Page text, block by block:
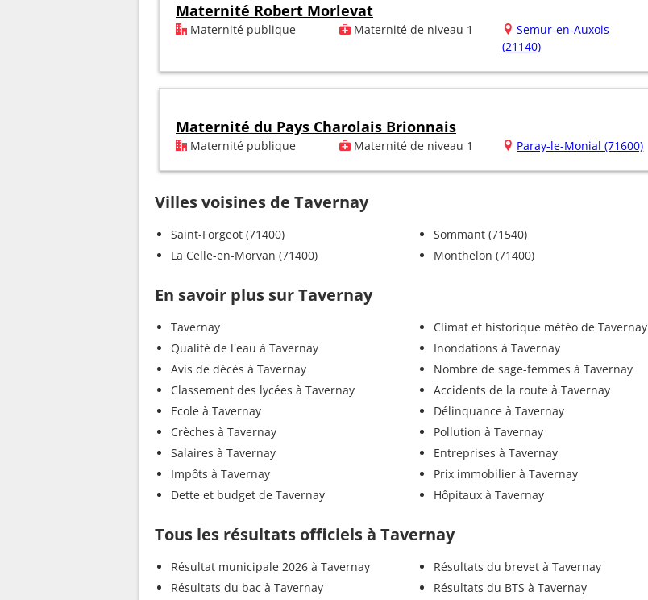
Maternité Robert Morlevat
Maternité publique Maternité de niveau 1
Semur-en-Auxois
(21140)
Maternité du Pays Charolais Brionnais
Maternité publique Maternité de niveau 1 Paray-le-Monial (71600)
Villes voisines de Tavernay
Saint-Forgeot (71400)
La Celle-en-Morvan (71400)
Sommant (71540)
Monthelon (71400)
En savoir plus sur Tavernay
Tavernay
Qualité de l'eau à Tavernay
Avis de décès à Tavernay
Classement des lycées à Tavernay
Ecole à Tavernay
Crèches à Tavernay
Salaires à Tavernay
Impôts à Tavernay
Dette et budget de Tavernay
Climat et historique météo de Tavernay
Inondations à Tavernay
Nombre de sage-femmes à Tavernay
Accidents de la route à Tavernay
Délinquance à Tavernay
Pollution à Tavernay
Entreprises à Tavernay
Prix immobilier à Tavernay
Hôpitaux à Tavernay
Tous les résultats officiels à Tavernay
Résultat municipale 2026 à Tavernay
Résultats du bac à Tavernay
Résultats du brevet à Tavernay
Résultats du BTS à Tavernay